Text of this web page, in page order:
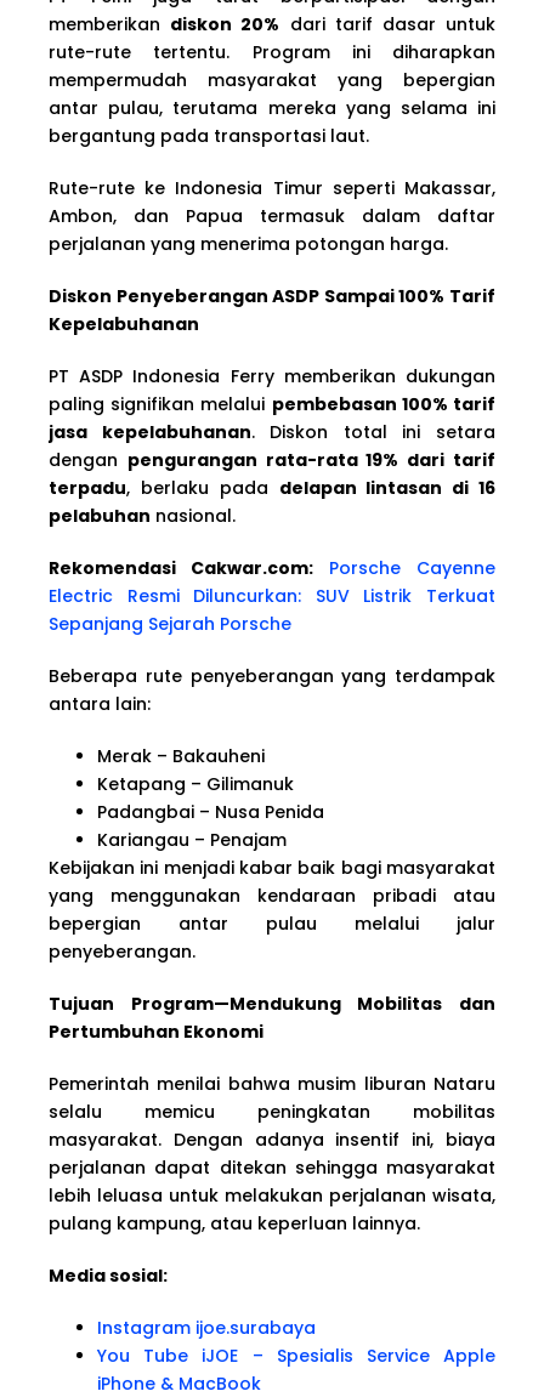
memberikan diskon 20% dari tarif dasar untuk
rute-rute tertentu. Program ini diharapkan
mempermudah masyarakat yang bepergian
antar pulau, terutama mereka yang selama ini
bergantung pada transportasi laut.
Rute-rute ke Indonesia Timur seperti Makassar,
Ambon, dan Papua termasuk dalam daftar
perjalanan yang menerima potongan harga.
Diskon Penyeberangan ASDP Sampai 100% Tarif
Kepelabuhanan
PT ASDP Indonesia Ferry memberikan dukungan
paling signifikan melalui pembebasan 100% tarif
jasa kepelabuhanan. Diskon total ini setara
dengan pengurangan rata-rata 19% dari tarif
terpadu, berlaku pada delapan lintasan di 16
pelabuhan nasional.
Rekomendasi Cakwar.com: Porsche Cayenne
Electric Resmi Diluncurkan: SUV Listrik Terkuat
Sepanjang Sejarah Porsche
Beberapa rute penyeberangan yang terdampak
antara lain:
Merak – Bakauheni
Ketapang – Gilimanuk
Padangbai – Nusa Penida
Kariangau – Penajam
Kebijakan ini menjadi kabar baik bagi masyarakat
yang menggunakan kendaraan pribadi atau
bepergian antar pulau melalui jalur
penyeberangan.
Tujuan Program—Mendukung Mobilitas dan
Pertumbuhan Ekonomi
Pemerintah menilai bahwa musim liburan Nataru
selalu memicu peningkatan mobilitas
masyarakat. Dengan adanya insentif ini, biaya
perjalanan dapat ditekan sehingga masyarakat
lebih leluasa untuk melakukan perjalanan wisata,
pulang kampung, atau keperluan lainnya.
Media sosial:
Instagram ijoe.surabaya
You Tube iJOE – Spesialis Service Apple
iPhone & MacBook